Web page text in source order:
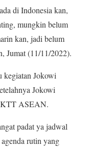
di Indonesia kan,
mungkin belum
kan, jadi belum
Jumat (11/11/2022).
kegiatan Jokowi
Jokowi
KTT ASEAN.
padat ya jadwal
rutin yang